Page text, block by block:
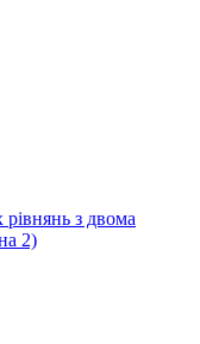
рівнянь з двома
2)